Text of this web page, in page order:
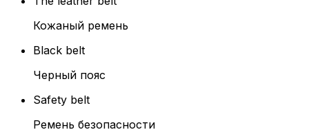
Кожаный ремень
Black belt
Черный пояс
Safety belt
Ремень безопасности